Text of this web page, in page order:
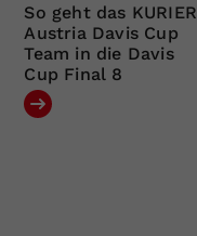
So geht das KURIER
Austria Davis Cup
Team in die Davis
Cup Final 8